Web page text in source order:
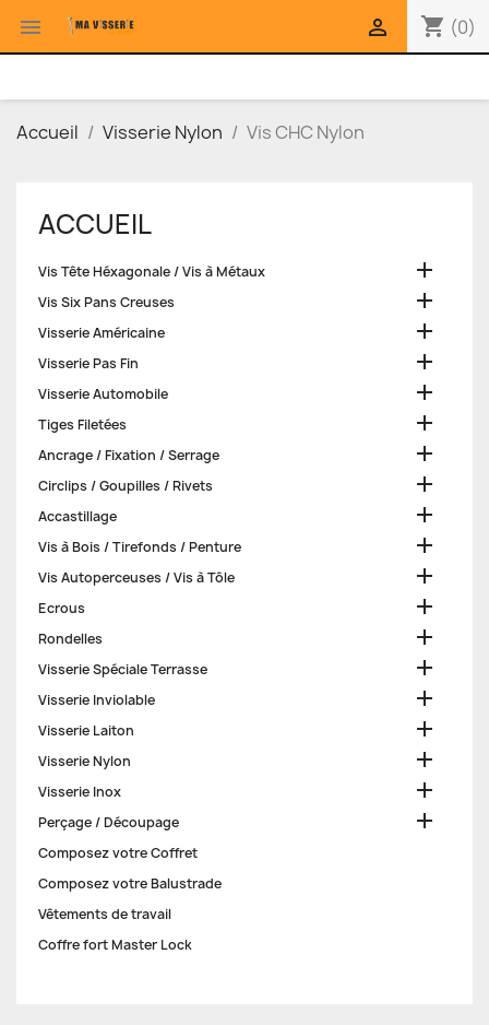
 shopping_cart (0)

Accueil Visserie Nylon Vis CHC Nylon
ACCUEIL
Vis Tête Héxagonale / Vis à Métaux 
Vis Six Pans Creuses 
Visserie Américaine 
Visserie Pas Fin 
Visserie Automobile 
Tiges Filetées 
Ancrage / Fixation / Serrage 
Circlips / Goupilles / Rivets 
Accastillage 
Vis à Bois / Tirefonds / Penture 
Vis Autoperceuses / Vis à Tôle 
Ecrous 
Rondelles 
Visserie Spéciale Terrasse 
Visserie Inviolable 
Visserie Laiton 
Visserie Nylon 
Visserie Inox 
Perçage / Découpage 
Composez votre Coffret
Composez votre Balustrade
Vêtements de travail
Coffre fort Master Lock